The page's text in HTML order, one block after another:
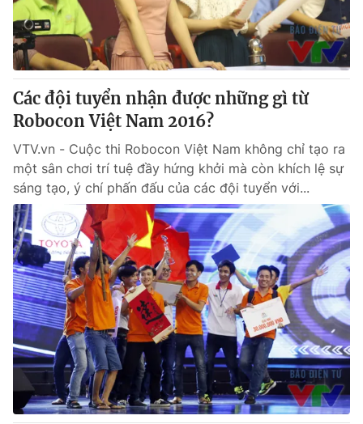
Sản phẩm
Thị trường
Tư vấn
Lịch phát sóng
Chuyên mục khác
Emagazine Podcast
Photo Infographic
Video Shorts video
VTV Money VTV Thể thao
VTV Sức khoẻ Bất động sản
Thị trường 24h Tấm lòng Việt
VTV4 Vươn mình bằng AI
Các đội tuyển nhận được những gì từ
Robocon Việt Nam 2016?
VTV.vn - Cuộc thi Robocon Việt Nam không chỉ tạo ra
một sân chơi trí tuệ đầy hứng khởi mà còn khích lệ sự
sáng tạo, ý chí phấn đấu của các đội tuyển với...